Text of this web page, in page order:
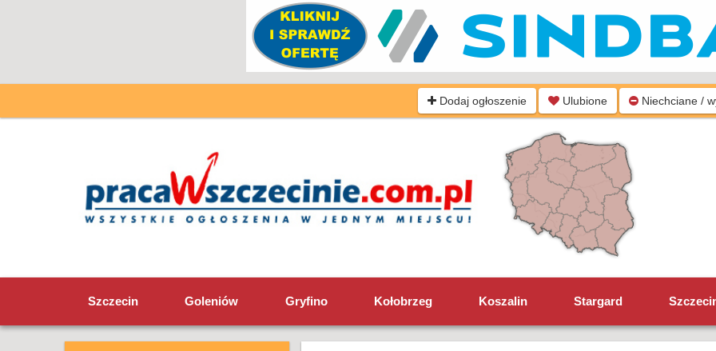
Dodaj ogłoszenie Ulubione Niechciane /
Szczecin Goleniów Gryfino Kołobrzeg Koszalin Stargard